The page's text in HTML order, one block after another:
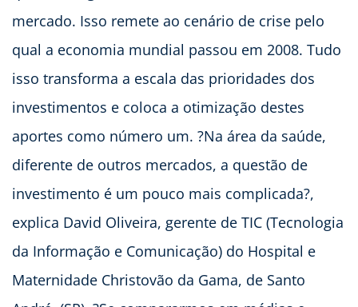
mercado. Isso remete ao cenário de crise pelo
qual a economia mundial passou em 2008. Tudo
isso transforma a escala das prioridades dos
investimentos e coloca a otimização destes
aportes como número um. ?Na área da saúde,
diferente de outros mercados, a questão de
investimento é um pouco mais complicada?,
explica David Oliveira, gerente de TIC (Tecnologia
da Informação e Comunicação) do Hospital e
Maternidade Christovão da Gama, de Santo